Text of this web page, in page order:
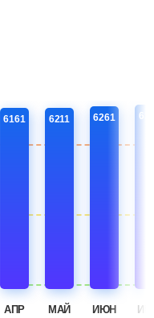
6161
АПР
6211
МАЙ
6261
ИЮН